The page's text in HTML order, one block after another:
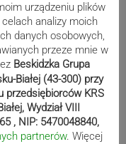
Rzeszowskim
Będzie się
PROGRAM
urządzeniu plików
analizy moich
danych osobowych,
przeze mnie w
Beskidzka Grupa
Białej (43-300) przy
przedsiębiorców KRS
Wydział VIII
, NIP: 5470048840,
partnerów. Więcej